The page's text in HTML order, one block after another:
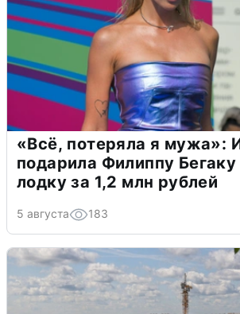
«Всё, потеряла я мужа»:
подарила Филиппу
лодку за 1,2 млн рублей
5 августа 183